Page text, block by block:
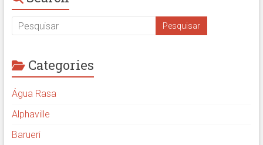
Categories
Água Rasa
Alphaville
Barueri